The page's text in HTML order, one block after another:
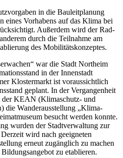
in die Bauleitplanung
eines Vorhabens auf das Klima bei
Außerdem wird der Rad-
durch die Teilnahme am
des Mobilitätskonzeptes.
war die Stadt Northeim
in der Innenstadt
Klostermarkt ist voraussichtlich
geplant. In der Vergangenheit
der KEAN (Klimaschutz- und
die Wanderausstellung „Klima-
besucht werden konnte.
wurden der Stadtverwaltung zur
wird nach geeigneten
erneut zugänglich zu machen
zu etablieren.